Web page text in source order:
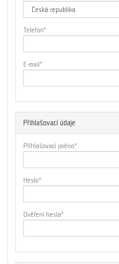
Telefon*
E-mail *
Přihlašovací údaje
Přihlašovací jméno*
Heslo*
Ověření hesla*